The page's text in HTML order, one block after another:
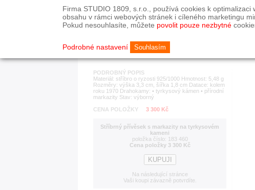
PODROBNÝ POPIS
Materiál: stříbro o ryzosti 925/1000 Hmotnost: 5,48 g
Rozměry: výška 3,3 cm, šířka 1,8 cm Datace: kolem
roku 1970 Drahokamy: • tyrkysový kámen • přírodní
markazity Stav: výborný
CENA POLOŽKY
3 300 Kč
Stříbrný přívěsek s markazity na tyrkysovém
kameni
položka číslo: 183 460
Cena položky 3 300 Kč
Na následující stránce
Vaši koupi závazně potvrdíte.
Firma STUDIO 1809, s.r.o., používá cookies k
obsahu v rámci webových stránek i cíleného marketingu
Pokud nesouhlasíte, můžete povolit pouze nezbytné
Podrobné nastavení Souhlasím